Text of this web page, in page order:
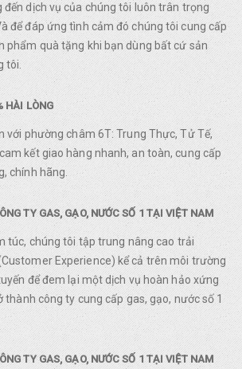
đến dịch vụ của chúng tôi luôn trân trọng
để đáp ứng tình cảm đó chúng tôi cung cấp
phẩm quà tặng khi bạn dùng bất cứ sản
tôi.
HÀI LÒNG
với phường châm 6T: Trung Thực, Tử Tế,
kết giao hàng nhanh, an toàn, cung cấp
chính hãng.
TY GAS, GẠO, NƯỚC SỐ 1 TẠI VIỆT NAM
túc, chúng tôi tập trung nâng cao trải
Experience) kể cả trên môi trường
để đem lại một dịch vụ hoàn hảo xứng
công ty cung cấp gas, gạo, nước số 1
TY GAS, GẠO, NƯỚC SỐ 1 TẠI VIỆT NAM